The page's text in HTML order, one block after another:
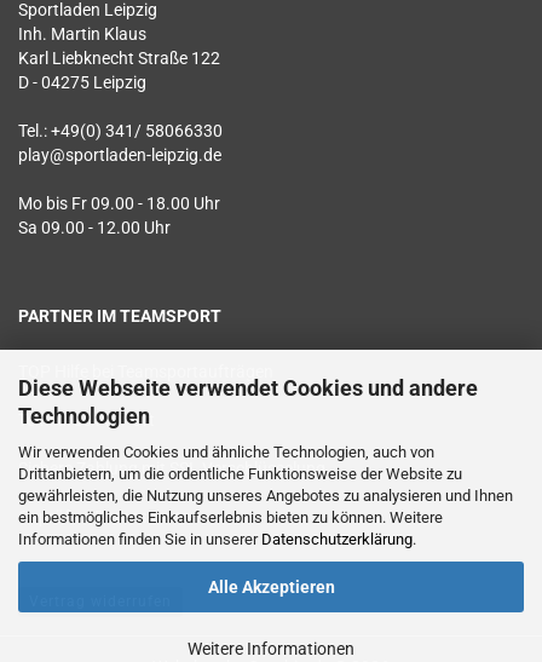
Diese Webseite verwendet Cookies und andere
Technologien
Wir verwenden Cookies und ähnliche Technologien, auch von
Drittanbietern, um die ordentliche Funktionsweise der Website zu
gewährleisten, die Nutzung unseres Angebotes zu analysieren und Ihnen
ein bestmögliches Einkaufserlebnis bieten zu können. Weitere
Informationen finden Sie in unserer Datenschutzerklärung.
Alle Akzeptieren
Weitere Informationen
Sportladen Leipzig
Inh. Martin Klaus
Karl Liebknecht Straße 122
D - 04275 Leipzig
Tel.: +49(0) 341/ 58066330
play@sportladen-leipzig.de
Mo bis Fr 09.00 - 18.00 Uhr
Sa 09.00 - 12.00 Uhr
PARTNER IM TEAMSPORT
Textildruck vor Ort
Sichere Zahlung mit SSL Verschlüsselung
Geprüfter Datenschutz